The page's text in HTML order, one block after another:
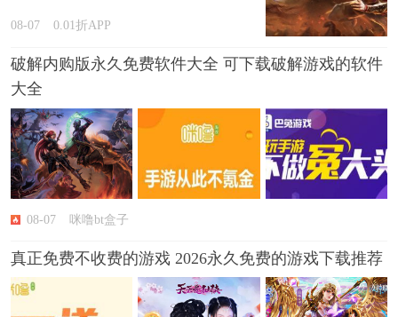
08-07 0.01折APP
破解内购版永久免费软件大全 可下载破解游戏的软件
大全
08-07 咪噜bt盒子
真正免费不收费的游戏 2026永久免费的游戏下载推荐